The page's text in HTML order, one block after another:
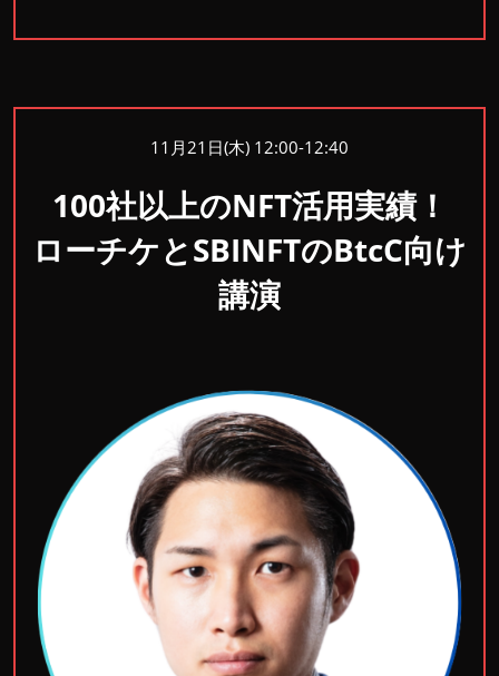
11月21日(木) 12:00-12:40
100社以上のNFT活用実績！
ローチケとSBINFTのBtcC向け
講演